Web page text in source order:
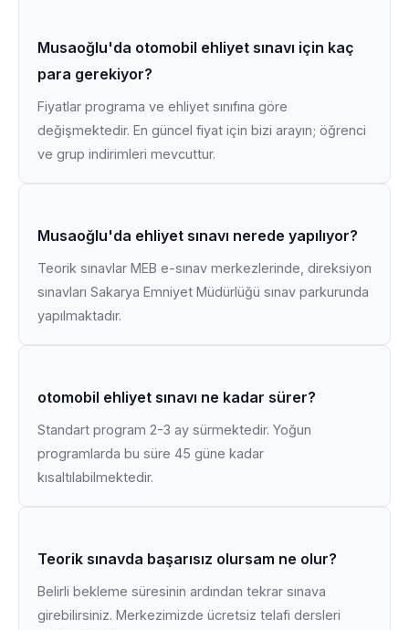
Musaoğlu'da otomobil ehliyet sınavı için kaç
para gerekiyor?
Fiyatlar programa ve ehliyet sınıfına göre
değişmektedir. En güncel fiyat için bizi arayın; öğrenci
ve grup indirimleri mevcuttur.
Musaoğlu'da ehliyet sınavı nerede yapılıyor?
Teorik sınavlar MEB e-sınav merkezlerinde, direksiyon
sınavları Sakarya Emniyet Müdürlüğü sınav parkurunda
yapılmaktadır.
otomobil ehliyet sınavı ne kadar sürer?
Standart program 2-3 ay sürmektedir. Yoğun
programlarda bu süre 45 güne kadar
kısaltılabilmektedir.
Teorik sınavda başarısız olursam ne olur?
Belirli bekleme süresinin ardından tekrar sınava
girebilirsiniz. Merkezimizde ücretsiz telafi dersleri